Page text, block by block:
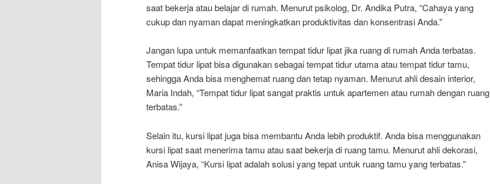
saat bekerja atau belajar di rumah. Menurut psikolog, Dr. Andika Putra, “Cahaya yang
cukup dan nyaman dapat meningkatkan produktivitas dan konsentrasi Anda.”
Jangan lupa untuk memanfaatkan tempat tidur lipat jika ruang di rumah Anda terbatas.
Tempat tidur lipat bisa digunakan sebagai tempat tidur utama atau tempat tidur tamu,
sehingga Anda bisa menghemat ruang dan tetap nyaman. Menurut ahli desain interior,
Maria Indah, “Tempat tidur lipat sangat praktis untuk apartemen atau rumah dengan ruang
terbatas.”
Selain itu, kursi lipat juga bisa membantu Anda lebih produktif. Anda bisa menggunakan
kursi lipat saat menerima tamu atau saat bekerja di ruang tamu. Menurut ahli dekorasi,
Anisa Wijaya, “Kursi lipat adalah solusi yang tepat untuk ruang tamu yang terbatas.”